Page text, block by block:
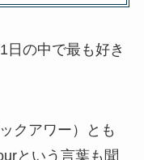
日の中で最も好き
クアワー）とも
という言葉も聞